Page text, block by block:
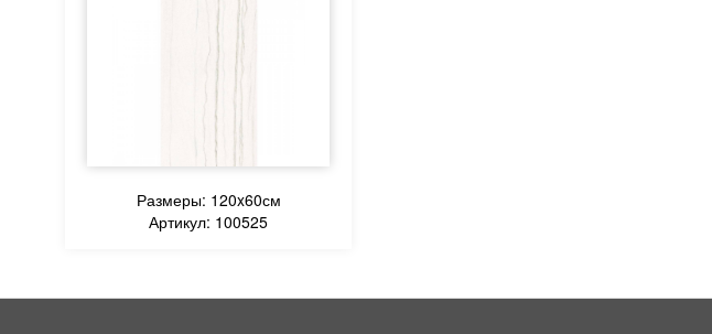
Размеры: 120x60см
Артикул: 100525